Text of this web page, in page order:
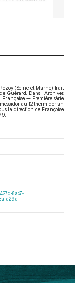
(Seine-et-Marne). Trait
Guérard. Dans : Archives
Française — Première série
messidor au 12 thermidor an
la direction de Françoise
8ac7-
a29a-